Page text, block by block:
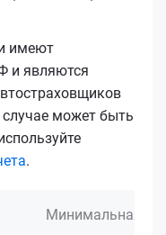
имеют
и являются
может быть
.
Минимальная